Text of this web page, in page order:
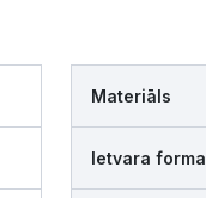
Materiāls
Ietvara forma